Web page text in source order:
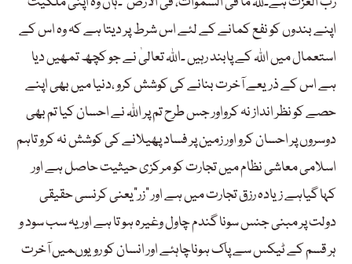
اپنے بندوں کو نفع کمانے کے لئے اس شرط پر دیتا ہے کہ وہ اس کے
استعمال میں اللہ کے پابند رہیں ۔اللہ تعالیٰ نے جو کچھ تمھیں دیا
ہے اس کے ذریعے آخرت بنانے کی کوشش کرو ،دنیا میں بھی اپنے
حصے کو نظر انداز نہ کرواور جس طرح تم پر اللہ نے احسان کیا تم بھی
دوسروں پر احسان کرو اور زمین پر فساد پھیلانے کی کوشش نہ کرو تاہم
اسلامی معاشی نظام میں تجارت کو مرکزی حیثیت حاصل ہے اور
کہا گیاہے زیادہ رزق تجارت میں ہے اور ”زر“یعنی کرنسی حقیقی
دولت پر مبنی جنس سونا گندم چاول وغیرہ ہو تا ہے اور یہ سب سود و
ہر قسم کے ٹیکس سے پاک ہوناچاہئے اور انسان کو رویوںمیں آخرت